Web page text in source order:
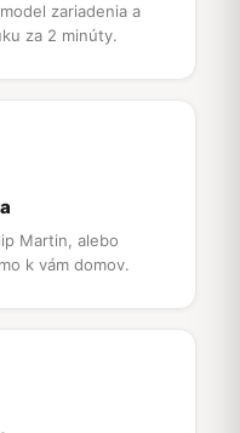
zariadenia a
za 2 minúty.
Martin, alebo
k vám domov.